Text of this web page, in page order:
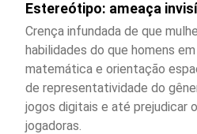
Estereótipo: ameaça
Crença infundada de que
habilidades do que homens
matemática e orientação
de representatividade do
jogos digitais e até prejudicar
jogadoras.